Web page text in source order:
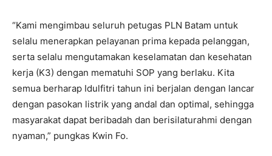
“Kami mengimbau seluruh petugas PLN Batam untuk
selalu menerapkan pelayanan prima kepada pelanggan,
serta selalu mengutamakan keselamatan dan kesehatan
kerja (K3) dengan mematuhi SOP yang berlaku. Kita
semua berharap Idulfitri tahun ini berjalan dengan lancar
dengan pasokan listrik yang andal dan optimal, sehingga
masyarakat dapat beribadah dan berisilaturahmi dengan
nyaman,” pungkas Kwin Fo.